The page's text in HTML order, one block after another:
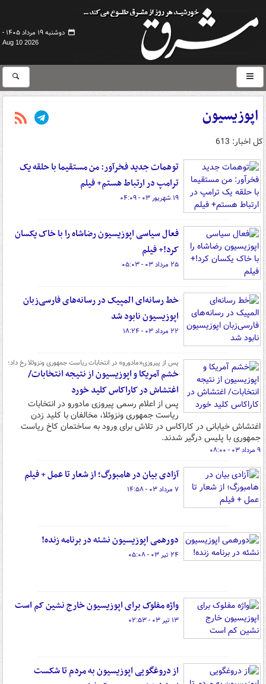
دوشنبه ۱۹ مرداد ۱۴۰۵ -
Aug 10 2026
اپوزیسیون
کل اخبار: 613
توهمات جدید فخرآور: من مستقیما با حلقه یک
ترامپ در ارتباط هستم+ فیلم
۱۹ شهریور ۰۳ - ۰۴:۰۹
فعال سیاسی اپوزیسیون رضاشاه را با خاک یکسان
کرد!+ فیلم
۲۵ مرداد ۰۳ - ۰۵:۰۳
خط رسانه‌ای المپیک در رسانه‌های فارسی‌زبان
اپوزیسیون نابود شد
۲۲ مرداد ۰۳ - ۱۸:۲۴
پس از پیروزی«مادورو» در انتخابات ریاست جمهوری ونزوئلا رخ داد؛
خشم آمریکا و اپوزیسیون از نتیجه انتخابات/
اغتشاش در کاراکاس کلید خورد
پس از اعلام رسمی پیروزی مادورو در انتخابات
ریاست جمهوری ونزوئلا، مخالفان با کلید زدن
اغتشاش خیابانی در کاراکاس در تلاش برای ورود به ساختمان کاخ ریاست
جمهوری با پلیس درگیر شدند.
۹ مرداد ۰۳ - ۰۸:۰۰
آزادی بیان در هامبورگ؛ از شعار تا عمل + فیلم
۷ مرداد ۰۳ - ۱۴:۵۸
دورهمی اپوزیسیون نشئه در برنامه زنده!
۲۴ تیر ۰۳ - ۰۵:۰۸
واژه مفلوک برای اپوزیسیون خارج نشین کم است
۱۳ تیر ۰۳ - ۰۲:۵۳
از دروغگویی اپوزیسیون به مردم تا شکست